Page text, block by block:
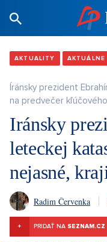
AKTUALITY AKTUÁLNE
Íránsky prezident
na predvečer
Iránsky
leteckej
nejasné,
Radim Červenka
+ PRIDAŤ NA SEZNAM.CZ